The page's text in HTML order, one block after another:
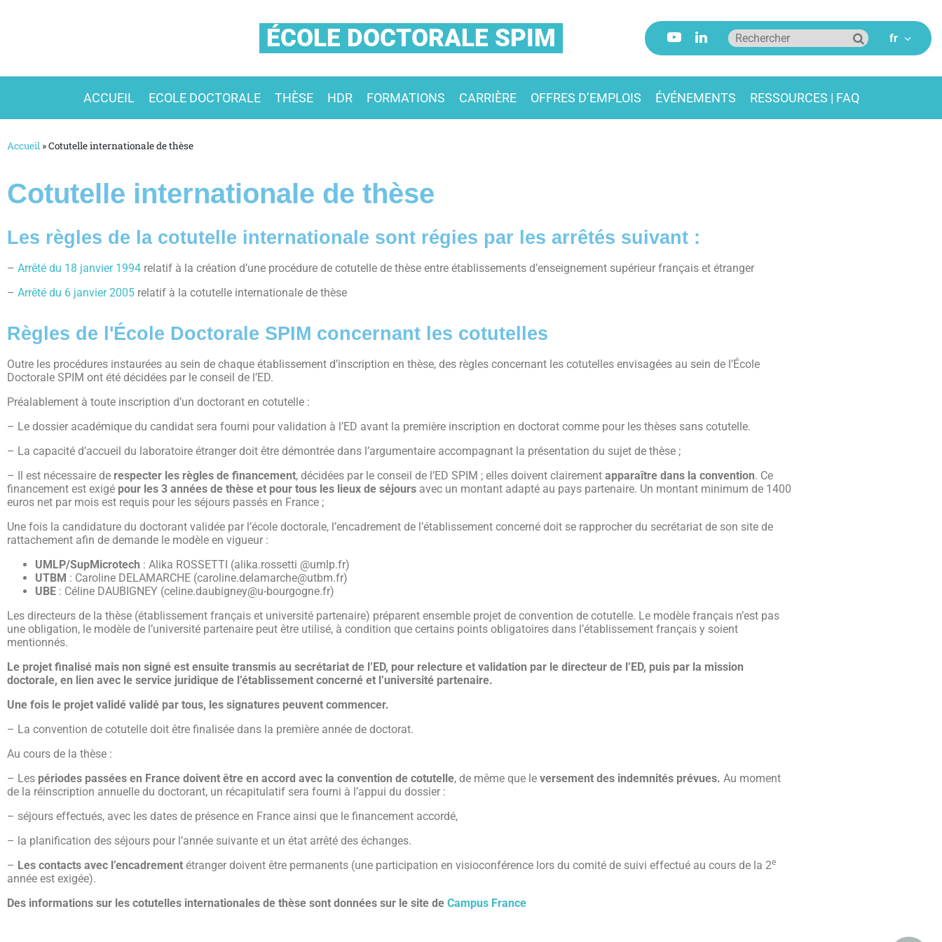
ÉCOLE DOCTORALE SPIM
ACCUEIL ECOLE DOCTORALE THÈSE HDR FORMATIONS CARRIÈRE OFFRES D’EMPLOIS ÉVÉNEMENTS RESSOURCES | FAQ
Accueil »Cotutelle internationale de thèse
Cotutelle internationale de thèse
Les règles de la cotutelle internationale sont régies par les arrêtés suivant :
– Arrêté du 18 janvier 1994 relatif à la création d’une procédure de cotutelle de thèse entre établissements d’enseignement supérieur français et étranger
– Arrêté du 6 janvier 2005 relatif à la cotutelle internationale de thèse
Règles de l'École Doctorale SPIM concernant les cotutelles
Outre les procédures instaurées au sein de chaque établissement d’inscription en thèse, des règles concernant les cotutelles envisagées au sein de l’École
Doctorale SPIM ont été décidées par le conseil de l’ED.
Préalablement à toute inscription d’un doctorant en cotutelle :
– Le dossier académique du candidat sera fourni pour validation à l’ED avant la première inscription en doctorat comme pour les thèses sans cotutelle.
– La capacité d’accueil du laboratoire étranger doit être démontrée dans l’argumentaire accompagnant la présentation du sujet de thèse ;
– Il est nécessaire de respecter les règles de financement, décidées par le conseil de l’ED SPIM ; elles doivent clairement apparaître dans la convention. Ce
financement est exigé pour les 3 années de thèse et pour tous les lieux de séjours avec un montant adapté au pays partenaire. Un montant minimum de 1400
euros net par mois est requis pour les séjours passés en France ;
Une fois la candidature du doctorant validée par l’école doctorale, l’encadrement de l’établissement concerné doit se rapprocher du secrétariat de son site de
rattachement afin de demande le modèle en vigueur :
UMLP/SupMicrotech : Alika ROSSETTI (alika.rossetti @umlp.fr)
UTBM : Caroline DELAMARCHE (caroline.delamarche@utbm.fr)
UBE : Céline DAUBIGNEY (celine.daubigney@u-bourgogne.fr)
Les directeurs de la thèse (établissement français et université partenaire) préparent ensemble projet de convention de cotutelle. Le modèle français n’est pas
une obligation, le modèle de l’université partenaire peut être utilisé, à condition que certains points obligatoires dans l’établissement français y soient
mentionnés.
Le projet finalisé mais non signé est ensuite transmis au secrétariat de l’ED, pour relecture et validation par le directeur de l’ED, puis par la mission
doctorale, en lien avec le service juridique de l’établissement concerné et l’université partenaire.
Une fois le projet validé validé par tous, les signatures peuvent commencer.
– La convention de cotutelle doit être finalisée dans la première année de doctorat.
Au cours de la thèse :
– Les périodes passées en France doivent être en accord avec la convention de cotutelle, de même que le versement des indemnités prévues. Au moment
de la réinscription annuelle du doctorant, un récapitulatif sera fourni à l’appui du dossier :
– séjours effectués, avec les dates de présence en France ainsi que le financement accordé,
– la planification des séjours pour l’année suivante et un état arrêté des échanges.
– Les contacts avec l’encadrement étranger doivent être permanents (une participation en visioconférence lors du comité de suivi effectué au cours de la 2e
année est exigée).
Des informations sur les cotutelles internationales de thèse sont données sur le site de Campus France